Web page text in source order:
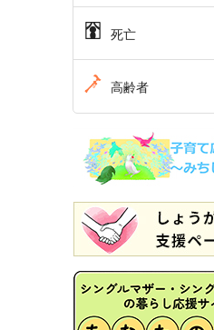
死亡
高齢者